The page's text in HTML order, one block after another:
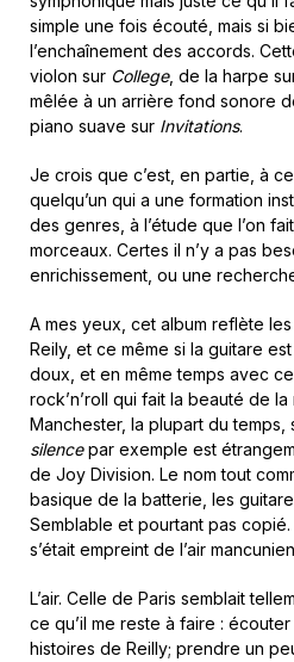
simple une fois écouté, mais si
l’enchaînement des accords.
violon sur College, de la harpe
mêlée à un arrière fond sonore
piano suave sur Invitations.
Je crois que c’est, en partie, à
quelqu’un qui a une formation
des genres, à l’étude que l’on
morceaux. Certes il n’y a pas
enrichissement, ou une
A mes yeux, cet album reflète
Reily, et ce même si la guitare
doux, et en même temps avec
rock’n’roll qui fait la beauté de
Manchester, la plupart du
silencepar exemple est
de Joy Division. Le nom tout
basique de la batterie, les
Semblable et pourtant pas
s’était empreint de l’air
L’air. Celle de Paris semblait
ce qu’il me reste à faire :
histoires de Reilly; prendre un